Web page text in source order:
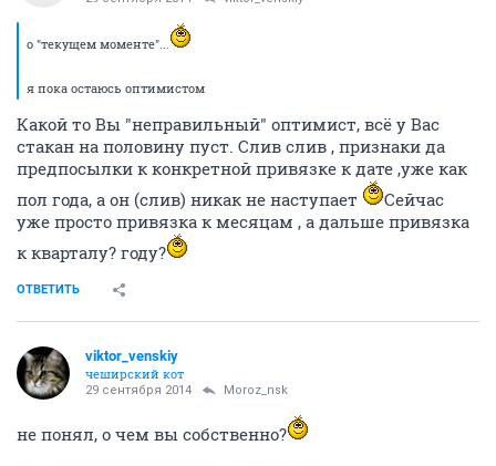
о "текущем моменте"...
я пока остаюсь оптимистом
Какой то Вы "неправильный" оптимист, всё у Вас
стакан на половину пуст. Слив слив , признаки да
предпосылки к конкретной привязке к дате ,уже как
пол года, а он (слив) никак не наступает
Сейчас
уже просто привязка к месяцам , а дальше привязка
к кварталу? году?
ОТВЕТИТЬ
viktor_venskiy
чеширский кот
29 сентября 2014 Moroz_nsk
не понял, о чем вы собственно?